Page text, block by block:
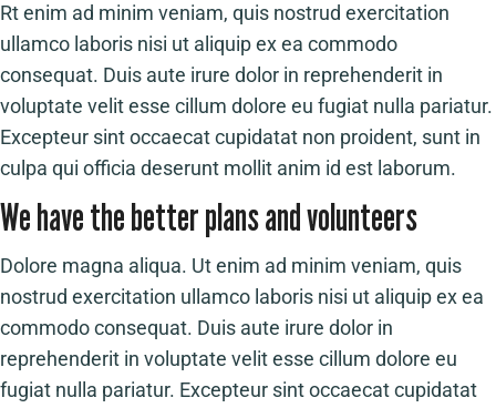
Rt enim ad minim veniam, quis nostrud exercitation
ullamco laboris nisi ut aliquip ex ea commodo
consequat. Duis aute irure dolor in reprehenderit in
voluptate velit esse cillum dolore eu fugiat nulla pariatur.
Excepteur sint occaecat cupidatat non proident, sunt in
culpa qui officia deserunt mollit anim id est laborum.
We have the better plans and volunteers
Dolore magna aliqua. Ut enim ad minim veniam, quis
nostrud exercitation ullamco laboris nisi ut aliquip ex ea
commodo consequat. Duis aute irure dolor in
reprehenderit in voluptate velit esse cillum dolore eu
fugiat nulla pariatur. Excepteur sint occaecat cupidatat